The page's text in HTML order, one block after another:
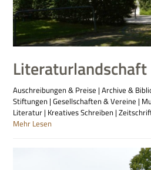
Literaturlandschaft
Auschreibungen & Preise | Archive &
Stiftungen | Gesellschaften & Vereine |
Literatur | Kreatives Schreiben |
Mehr Lesen